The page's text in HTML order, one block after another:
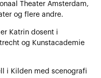
Theater Amsterdam,
og flere andre.
Katrin dosent i
og Kunstacademie
i Kilden med scenografi